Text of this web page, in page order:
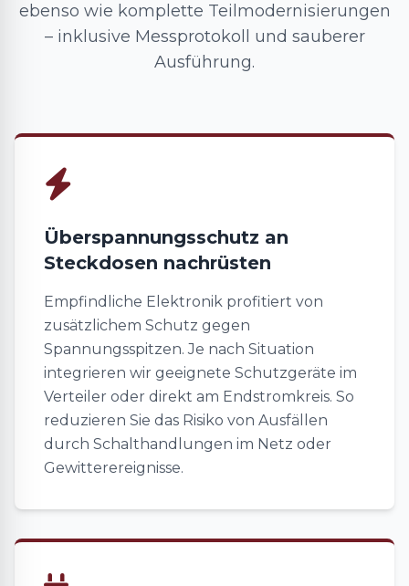
ebenso wie komplette Teilmodernisierungen
– inklusive Messprotokoll und sauberer
Ausführung.
Überspannungsschutz an
Steckdosen nachrüsten
Empfindliche Elektronik profitiert von
zusätzlichem Schutz gegen
Spannungsspitzen. Je nach Situation
integrieren wir geeignete Schutzgeräte im
Verteiler oder direkt am Endstromkreis. So
reduzieren Sie das Risiko von Ausfällen
durch Schalthandlungen im Netz oder
Gewitterereignisse.